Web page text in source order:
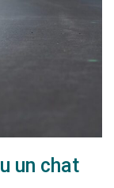
un chat